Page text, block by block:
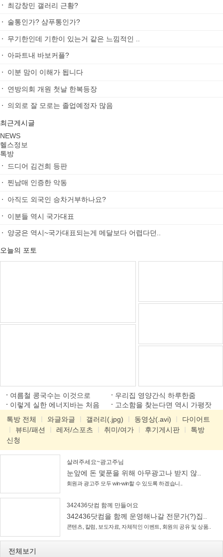
최강창민 갤러리 근황?
술통인가? 샴푸통인가?
무기한인데 기한이 있는거 같은 느낌적인 ..
아파트내 바보커플?
이분 맘이 이해가 됩니다
연방의회 개원 첫날 한복등장
의외로 잘 모로는 졸업예정자 많음
최근게시글
NEWS
헬스정보
톡방
드디어 김건희 등판
찐남매 인증한 악동
아직도 외국인 승차거부하나요?
이분들 역시 국가대표
양궁은 역시~국가대표되는게 메달보다 어렵다던..
오늘의 포토
여름철 콩국수는 이것으로
우리집 영양간식 하루한줌
이렇게 실한 에너지바는 처음
고소함을 찾는다면 역시 가평잣
톡방 전체
와글와글 갤러리(.jpg) 동영상(.avi)
다이어트
뷰티/패션 레저/스포츠 취미/여가 후기게시판
톡방
신청
살려주세요~광고주님
눈앞에 돈 몇푼을 위해 아무광고나 받지 않..
회원과 광고주 모두 win-win할 수 있도록 하겠습니..
342436닷컴 함께 만들어요
342436닷컴을 함께 운영해나갈 전문가(?)집..
콘텐츠, 칼럼, 보도자료, 자체적인 이벤트, 회원의 공유 및 상품..
전체보기